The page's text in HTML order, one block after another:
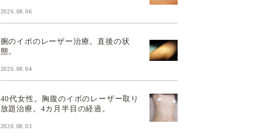
2026.08.06
腕のイボのレーザー治療。直後の状
態。
2026.08.04
40代女性。胸腹のイボのレーザー取り
放題治療。4カ月半目の経過。
2026.08.03